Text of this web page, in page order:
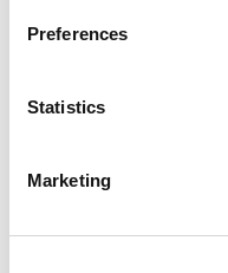
Preferences
Statistics
Marketing